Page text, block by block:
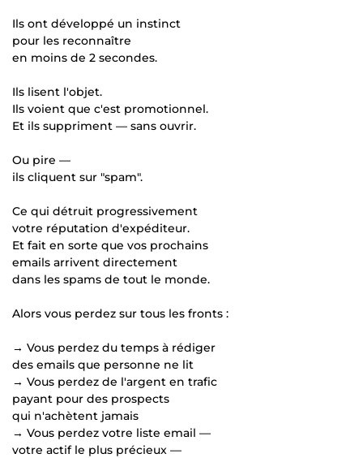
Ils ont développé un instinct
pour les reconnaître
en moins de 2 secondes.
Ils lisent l'objet.
Ils voient que c'est promotionnel.
Et ils suppriment — sans ouvrir.
Ou pire —
ils cliquent sur "spam".
Ce qui détruit progressivement
votre réputation d'expéditeur.
Et fait en sorte que vos prochains
emails arrivent directement
dans les spams de tout le monde.
Alors vous perdez sur tous les fronts :
→ Vous perdez du temps à rédiger
des emails que personne ne lit
→ Vous perdez de l'argent en trafic
payant pour des prospects
qui n'achètent jamais
→ Vous perdez votre liste email —
votre actif le plus précieux —